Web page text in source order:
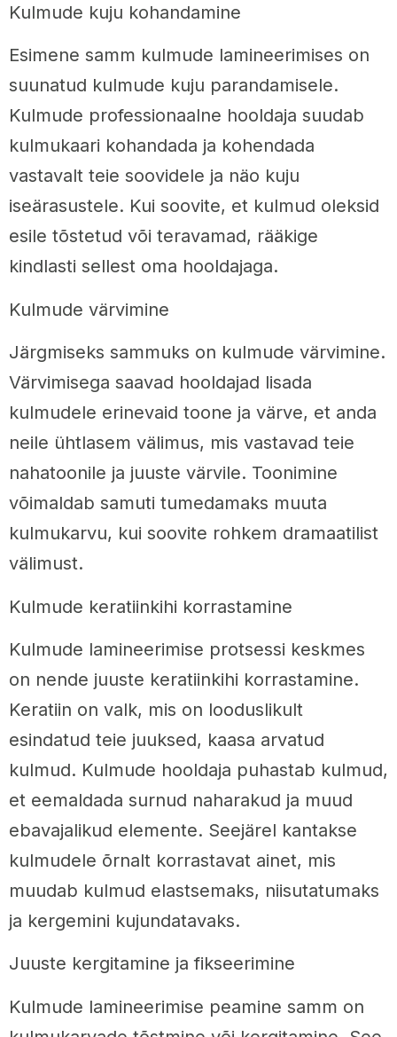
Kulmude kuju kohandamine
Esimene samm kulmude lamineerimises on
suunatud kulmude kuju parandamisele.
Kulmude professionaalne hooldaja suudab
kulmukaari kohandada ja kohendada
vastavalt teie soovidele ja näo kuju
iseärasustele. Kui soovite, et kulmud oleksid
esile tõstetud või teravamad, rääkige
kindlasti sellest oma hooldajaga.
Kulmude värvimine
Järgmiseks sammuks on kulmude värvimine.
Värvimisega saavad hooldajad lisada
kulmudele erinevaid toone ja värve, et anda
neile ühtlasem välimus, mis vastavad teie
nahatoonile ja juuste värvile. Toonimine
võimaldab samuti tumedamaks muuta
kulmukarvu, kui soovite rohkem dramaatilist
välimust.
Kulmude keratiinkihi korrastamine
Kulmude lamineerimise protsessi keskmes
on nende juuste keratiinkihi korrastamine.
Keratiin on valk, mis on looduslikult
esindatud teie juuksed, kaasa arvatud
kulmud. Kulmude hooldaja puhastab kulmud,
et eemaldada surnud naharakud ja muud
ebavajalikud elemente. Seejärel kantakse
kulmudele õrnalt korrastavat ainet, mis
muudab kulmud elastsemaks, niisutatumaks
ja kergemini kujundatavaks.
Juuste kergitamine ja fikseerimine
Kulmude lamineerimise peamine samm on